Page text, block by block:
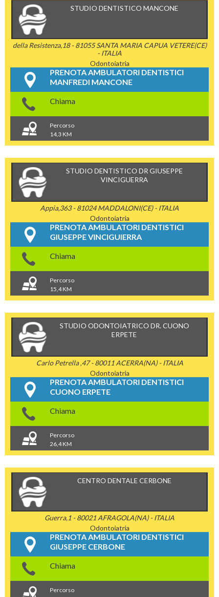
STUDIO DENTISTICO MANCONE
della Resistenza,18 - 81055 SANTA MARIA CAPUA VETERE(CE)
- ITALIA
Odontoiatria
PRENOTA AMBULATORI DENTISTICI
MANFREDI MANCONE
Chiama
Percorso
14,3 KM
STUDIO DENTISTICO DR GIUSEPPE
VINCIGUERRA
Appia,363 - 81024 MADDALONI(CE) - ITALIA
Odontoiatria
PRENOTA AMBULATORI DENTISTICI
GIUSEPPE VINCIGUIERRA
Chiama
Percorso
15,4 KM
STUDIO ODONTOIATRICO DR. CUONO
ERPETE
Carlo Petrella ,47 - 80011 ACERRA(NA) - ITALIA
Odontoiatria
PRENOTA AMBULATORI DENTISTICI
CUONO ERPETE
Chiama
Percorso
26,4 KM
CENTRO DENTALE CERBONE
Guerra,1 - 80021 AFRAGOLA(NA) - ITALIA
Odontoiatria
PRENOTA AMBULATORI DENTISTICI
GIUSEPPE CERBONE
Chiama
Percorso